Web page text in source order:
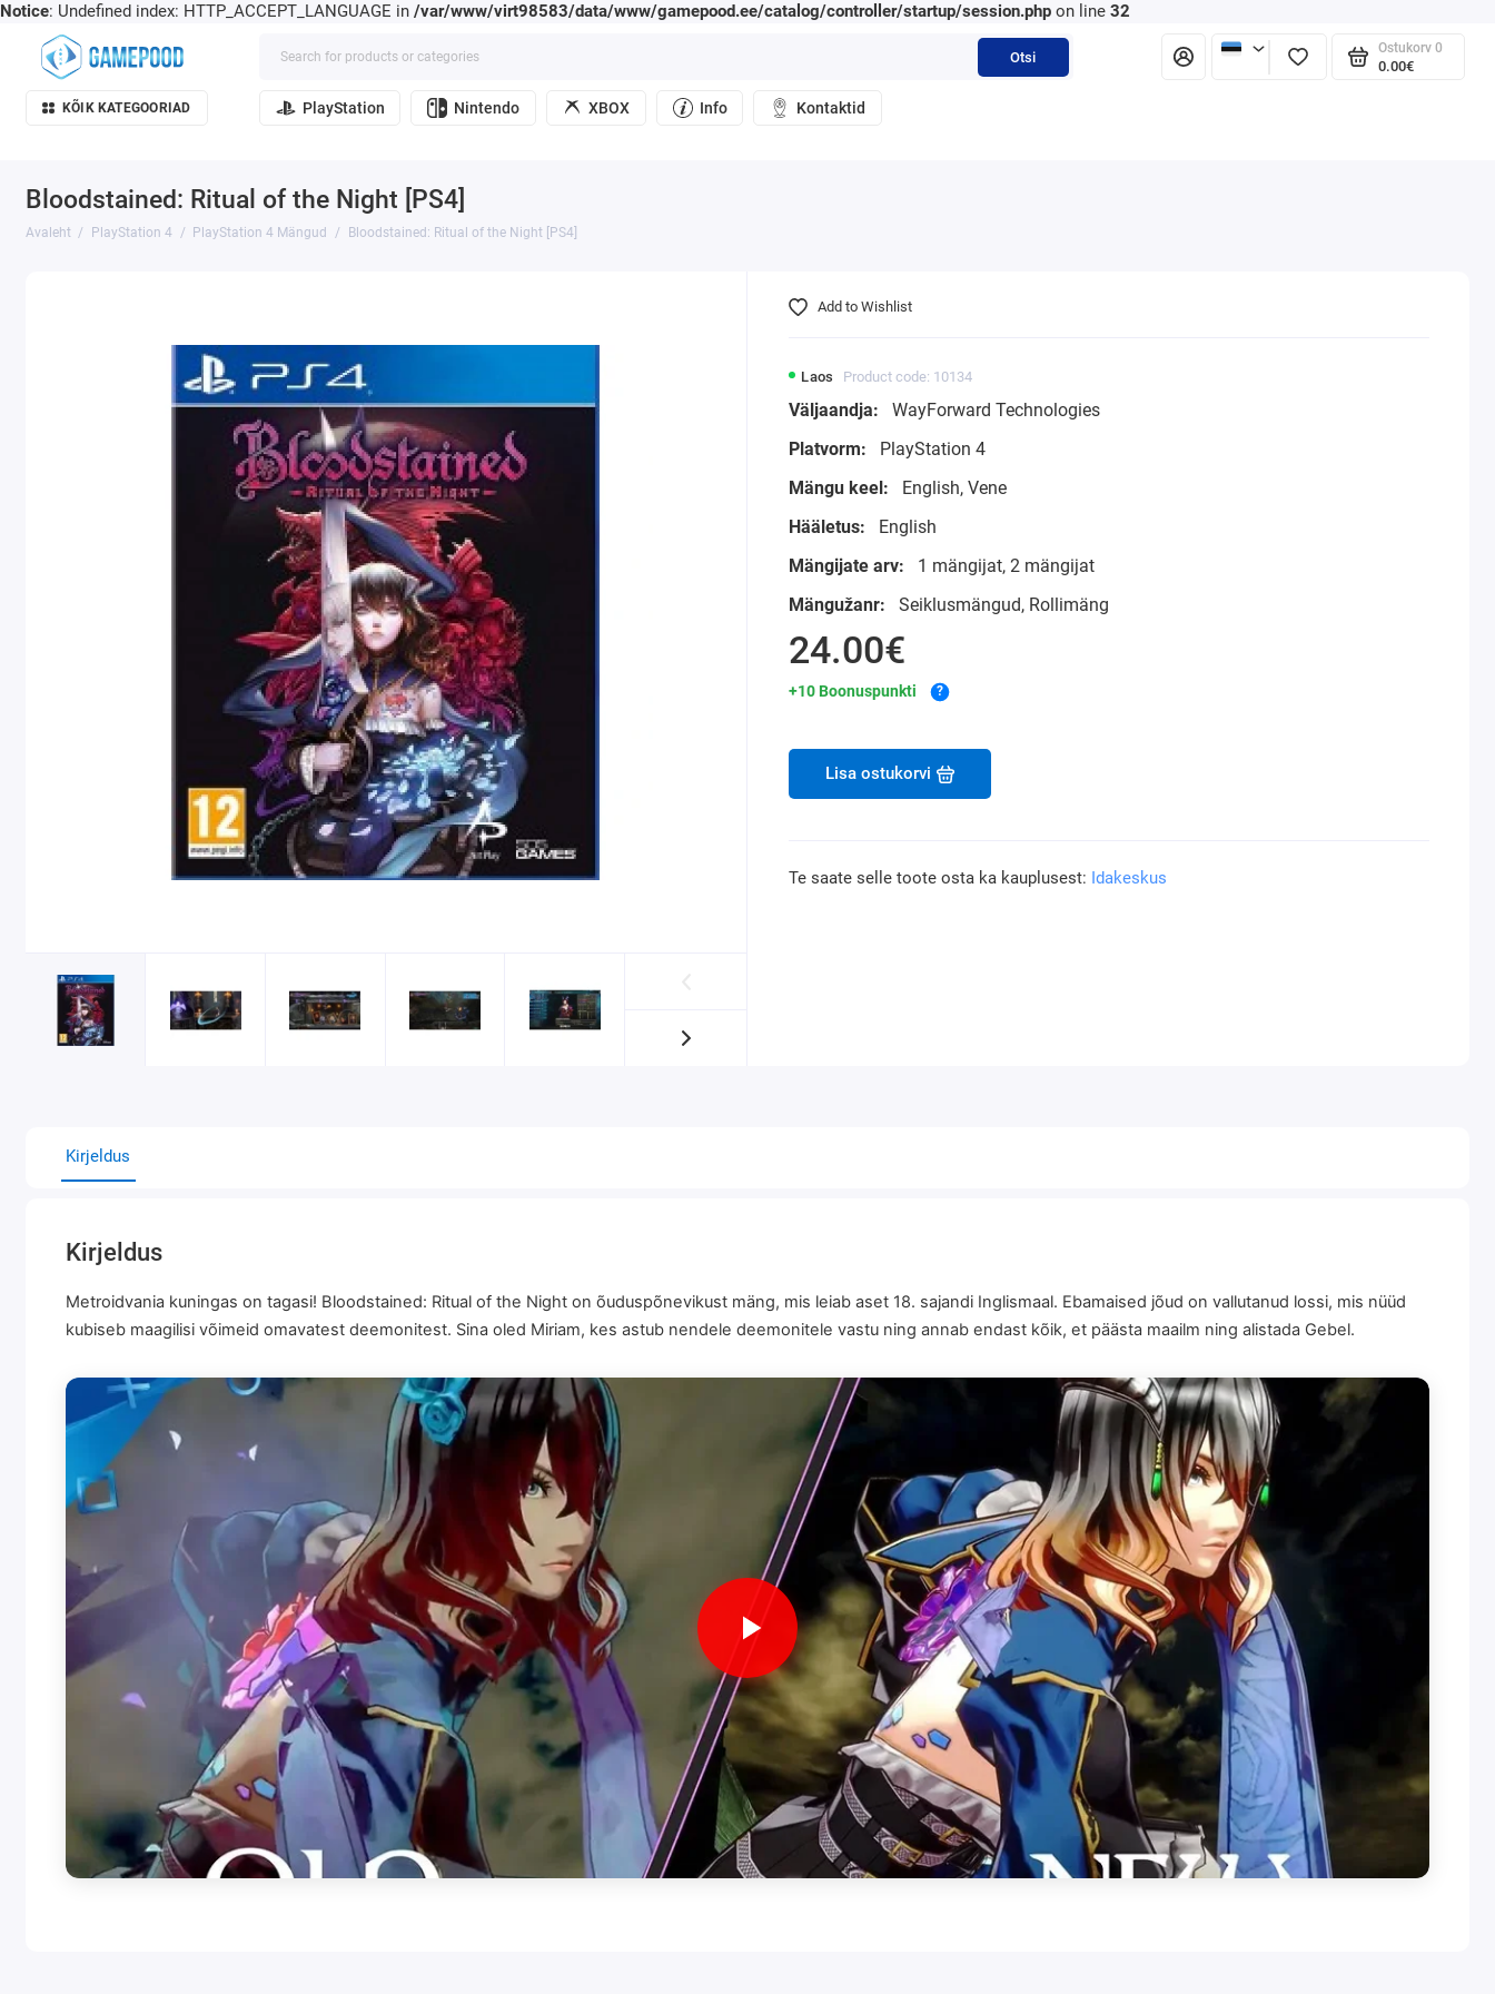
Notice: Undefined index: HTTP_ACCEPT_LANGUAGE in /var/www/virt98583/data/www/gamepood.ee/catalog/controller/startup/session.php on line 32
Otsi
Ostukorv 0
0.00€
KÕIK KATEGOORIAD PlayStation Nintendo XBOX Info Kontaktid
Bloodstained: Ritual of the Night [PS4]
Avaleht PlayStation 4 PlayStation 4 Mängud Bloodstained: Ritual of the Night [PS4]
Laos Product code: 10134
Väljaandja:
WayForward Technologies
Platvorm:
PlayStation 4
Mängu keel:
English, Vene
Hääletus:
English
Mängijate arv:
1 mängijat, 2 mängijat
Mängužanr:
Seiklusmängud, Rollimäng
24.00€
+10 Boonuspunkti ?
Lisa ostukorvi
Add to Wishlist
Te saate selle toote osta ka kauplusest: Idakeskus
Kirjeldus
Kirjeldus
Metroidvania kuningas on tagasi! Bloodstained: Ritual of the Night on õuduspõnevikust mäng, mis leiab aset 18. sajandi Inglismaal. Ebamaised jõud on vallutanud lossi, mis nüüd
kubiseb maagilisi võimeid omavatest deemonitest. Sina oled Miriam, kes astub nendele deemonitele vastu ning annab endast kõik, et päästa maailm ning alistada Gebel.